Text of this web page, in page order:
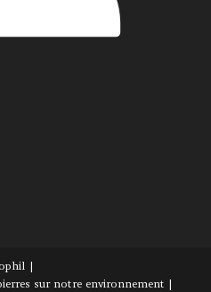
sur notre environnement